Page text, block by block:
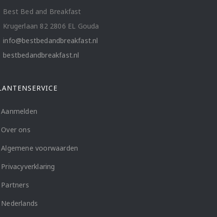
Best Bed and Breakfast
Krugerlaan 82 2806 EL Gouda
info@bestbedandbreakfast.nl
bestbedandbreakfast.nl
Aanmelden
Over ons
Algemene voorwaarden
Privacyverklaring
Partners
Nederlands